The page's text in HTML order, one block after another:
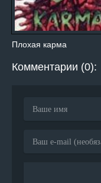
Плохая карма
Комментарии (0):